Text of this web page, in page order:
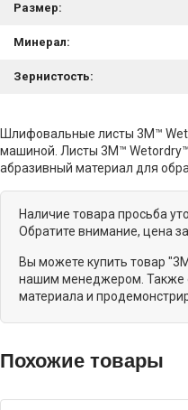
Размер:
Минерал:
Зернистость:
Шлифовальные листы 3M™
машиной. Листы 3M™
абразивный материал для
Наличие товара просьба
Обратите внимание, цена
Вы можете купить товар
нашим менеджером. Также
материала и
Похожие товары